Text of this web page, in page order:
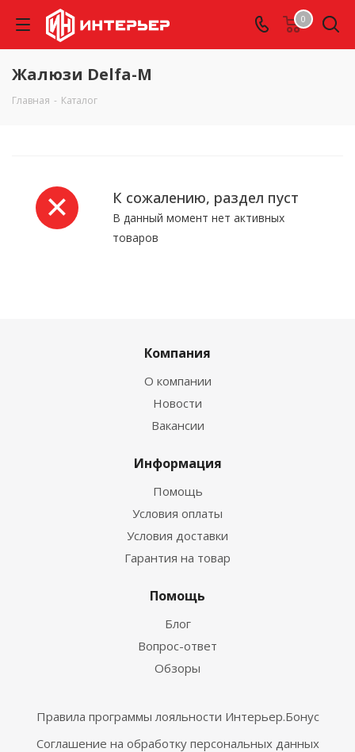
0
Жалюзи Delfa-M
Главная - Каталог
К сожалению, раздел пуст
В данный момент нет активных
товаров
Компания
О компании
Новости
Вакансии
Информация
Помощь
Условия оплаты
Условия доставки
Гарантия на товар
Помощь
Блог
Вопрос-ответ
Обзоры
Правила программы лояльности Интерьер.Бонус
Соглашение на обработку персональных данных